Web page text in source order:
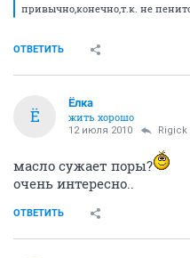
привычно,конечно,т.к. не
ОТВЕТИТЬ
Ё
Ёлка
жить хорошо
12 июля 2010 Rigick
масло сужает поры?
очень интересно..
ОТВЕТИТЬ